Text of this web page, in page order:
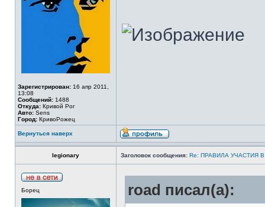
Зарегистрирован: 16 апр 2011,
13:08
Сообщений: 1488
Откуда: Кривой Рог
Авто: Sens
Город: КривоРожец
Вернуться наверх
legionary Заголовок сообщения: Re: ПРАВИЛА УЧАСТИЯ
Борец road писал(а):